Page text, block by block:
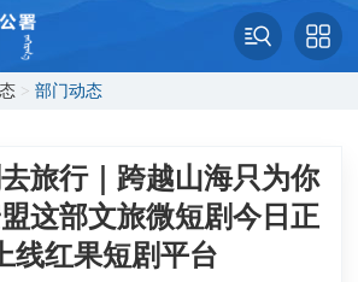
>部门动态
旅行｜跨越山海只为你
这部文旅微短剧今日正
线红果短剧平台